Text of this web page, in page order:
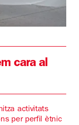
cara al
activitats
per perfil ètnic